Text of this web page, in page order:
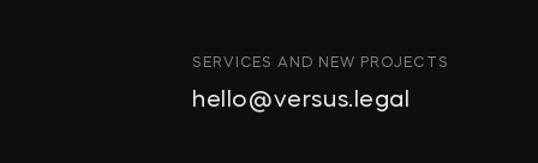
ИНТЕЛЛЕКТУАЛЬНАЯ
ИНВЕСТИЦИОННЫЕ ПРОЕКТЫ
SERVICES AND NEW PROJECTS
hello@versus.legal